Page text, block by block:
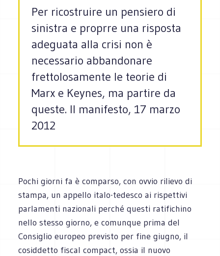
Per ricostruire un pensiero di
sinistra e proprre una risposta
adeguata alla crisi non è
necessario abbandonare
frettolosamente le teorie di
Marx e Keynes, ma partire da
queste. Il manifesto, 17 marzo
2012
Pochi giorni fa è comparso, con ovvio rilievo di
stampa, un appello italo-tedesco ai rispettivi
parlamenti nazionali perché questi ratifichino
nello stesso giorno, e comunque prima del
Consiglio europeo previsto per fine giugno, il
cosiddetto fiscal compact, ossia il nuovo